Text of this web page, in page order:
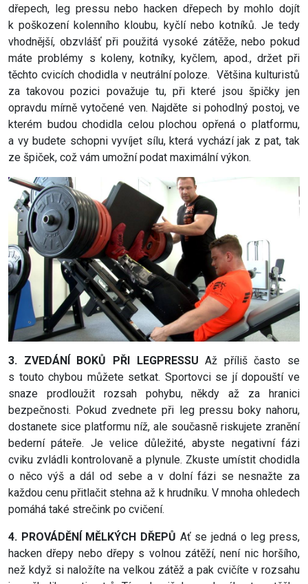
dřepech, leg pressu nebo hacken dřepech by mohlo dojít
k poškození kolenního kloubu, kyčlí nebo kotníků. Je tedy
vhodnější, obzvlášť při použitá vysoké zátěže, nebo pokud
máte problémy s koleny, kotníky, kyčlem, apod., držet při
těchto cvicích chodidla v neutrální poloze. Většina kulturistů
za takovou pozici považuje tu, při které jsou špičky jen
opravdu mírně vytočené ven. Najděte si pohodlný postoj, ve
kterém budou chodidla celou plochou opřená o platformu,
a vy budete schopni vyvíjet sílu, která vychází jak z pat, tak
ze špiček, což vám umožní podat maximální výkon.
3. ZVEDÁNÍ BOKŮ PŘI LEGPRESSUAž příliš často se
s touto chybou můžete setkat. Sportovci se jí dopouští ve
snaze prodloužit rozsah pohybu, někdy až za hranici
bezpečnosti. Pokud zvednete při leg pressu boky nahoru,
dostanete sice platformu níž, ale současně riskujete zranění
bederní páteře. Je velice důležité, abyste negativní fázi
cviku zvládli kontrolovaně a plynule. Zkuste umístit chodidla
o něco výš a dál od sebe a v dolní fázi se nesnažte za
každou cenu přitlačit stehna až k hrudníku. V mnoha ohledech
pomáhá také strečink po cvičení.
4. PROVÁDĚNÍ MĚLKÝCH DŘEPŮ Ať se jedná o leg press,
hacken dřepy nebo dřepy s volnou zátěží, není nic horšího,
než když si naložíte na velkou zátěž a pak cvičíte v rozsahu